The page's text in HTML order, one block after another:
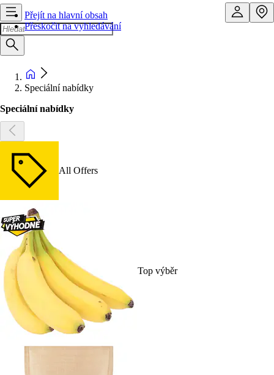
Přejít na hlavní obsah
Přeskočit na vyhledávání
Speciální nabídky
Speciální nabídky
All Offers
Top výběr